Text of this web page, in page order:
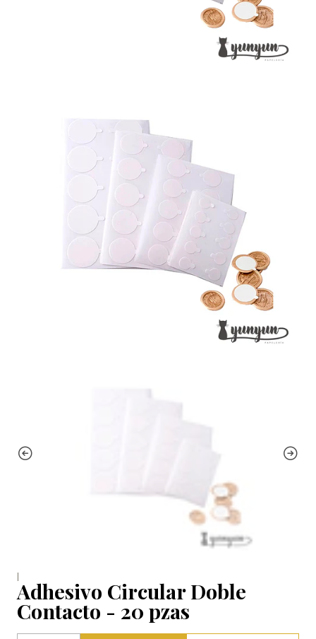
|
Adhesivo Circular Doble
Contacto - 20 pzas